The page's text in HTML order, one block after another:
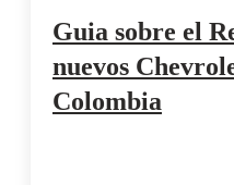
Guia sobre el
nuevos
Colombia